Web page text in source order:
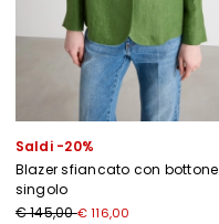
Saldi -20%
Blazer sfiancato con bottone
singolo
€ 145,00€ 116,00